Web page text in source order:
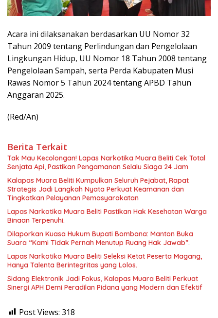
Acara ini dilaksanakan berdasarkan UU Nomor 32
Tahun 2009 tentang Perlindungan dan Pengelolaan
Lingkungan Hidup, UU Nomor 18 Tahun 2008 tentang
Pengelolaan Sampah, serta Perda Kabupaten Musi
Rawas Nomor 5 Tahun 2024 tentang APBD Tahun
Anggaran 2025.
(Red/An)
Berita Terkait
Tak Mau Kecolongan! Lapas Narkotika Muara Beliti Cek Total
Senjata Api, Pastikan Pengamanan Selalu Siaga 24 Jam
Kalapas Muara Beliti Kumpulkan Seluruh Pejabat, Rapat
Strategis Jadi Langkah Nyata Perkuat Keamanan dan
Tingkatkan Pelayanan Pemasyarakatan
Lapas Narkotika Muara Beliti Pastikan Hak Kesehatan Warga
Binaan Terpenuhi.
Dilaporkan Kuasa Hukum Bupati Bombana: Manton Buka
Suara “Kami Tidak Pernah Menutup Ruang Hak Jawab”.
Lapas Narkotika Muara Beliti Seleksi Ketat Peserta Magang,
Hanya Talenta Berintegritas yang Lolos.
Sidang Elektronik Jadi Fokus, Kalapas Muara Beliti Perkuat
Sinergi APH Demi Peradilan Pidana yang Modern dan Efektif
Post Views: 318